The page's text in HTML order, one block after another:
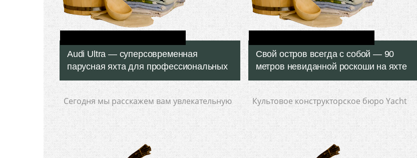
Audi Ultra — суперсовременная
парусная яхта для профессиональных
Сегодня мы расскажем вам увлекательную
историю о суперсовременной парусной яхте
под названием Audi Ultra. Она относится к
классу гоночных, так же
Свой остров всегда с собой — 90
метров невиданной роскоши на яхте
Культовое конструкторское бюро Yacht
Island Design Ltd из Великобритании,
графство Ноттингем, представило
революционную концепцию эксклюзивной